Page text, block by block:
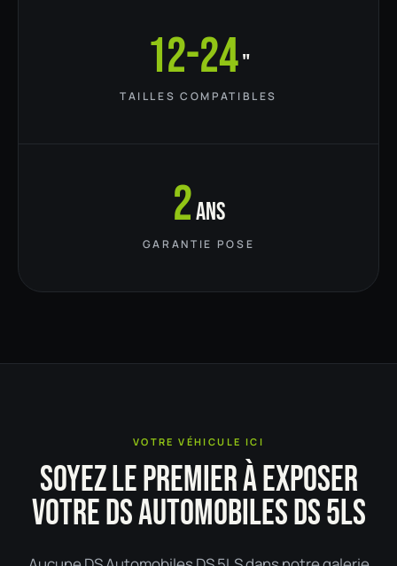
12-24"
TAILLES COMPATIBLES
2ans
GARANTIE POSE
VOTRE VÉHICULE ICI
SOYEZ LE PREMIER À EXPOSER
VOTRE DS AUTOMOBILES DS 5LS